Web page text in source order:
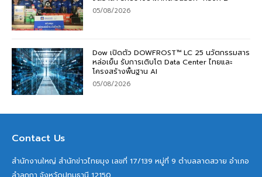
05/08/2026
Dow เปิดตัว DOWFROST™ LC 25 นวัตกรรมสาร
หล่อเย็น รับการเติบโต Data Center ไทยและ
โครงสร้างพื้นฐาน AI
05/08/2026
Contact Us
สำนักงานใหญ่ สำนักข่าวไทยมุง เลขที่ 17/139 หมู่ที่ 9 ตำบลลาดสวาย อำเภอ